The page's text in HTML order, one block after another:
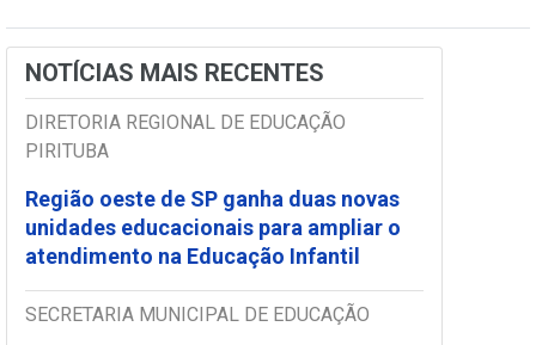
NOTÍCIAS MAIS RECENTES
DIRETORIA REGIONAL DE EDUCAÇÃO
PIRITUBA
Região oeste de SP ganha duas novas
unidades educacionais para ampliar o
atendimento na Educação Infantil
SECRETARIA MUNICIPAL DE EDUCAÇÃO